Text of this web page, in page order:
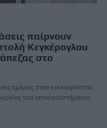
παίρνουν
Κεγκέρογλου
στο
ημέρες στην επικαιρότητα
του υποκαταστήματος